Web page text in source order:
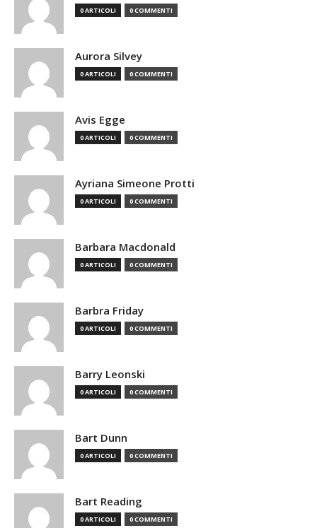
0 ARTICOLI 0 COMMENTI
Aurora Silvey
0 ARTICOLI 0 COMMENTI
Avis Egge
0 ARTICOLI 0 COMMENTI
Ayriana Simeone Protti
0 ARTICOLI 0 COMMENTI
Barbara Macdonald
0 ARTICOLI 0 COMMENTI
Barbra Friday
0 ARTICOLI 0 COMMENTI
Barry Leonski
0 ARTICOLI 0 COMMENTI
Bart Dunn
0 ARTICOLI 0 COMMENTI
Bart Reading
0 ARTICOLI 0 COMMENTI